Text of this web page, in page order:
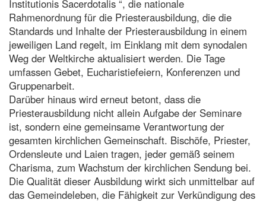
Institutionis Sacerdotalis “, die nationale
Rahmenordnung für die Priesterausbildung, die die
Standards und Inhalte der Priesterausbildung in einem
jeweiligen Land regelt, im Einklang mit dem synodalen
Weg der Weltkirche aktualisiert werden. Die Tage
umfassen Gebet, Eucharistiefeiern, Konferenzen und
Gruppenarbeit.
Darüber hinaus wird erneut betont, dass die
Priesterausbildung nicht allein Aufgabe der Seminare
ist, sondern eine gemeinsame Verantwortung der
gesamten kirchlichen Gemeinschaft. Bischöfe, Priester,
Ordensleute und Laien tragen, jeder gemäß seinem
Charisma, zum Wachstum der kirchlichen Sendung bei.
Die Qualität dieser Ausbildung wirkt sich unmittelbar auf
das Gemeindeleben, die Fähigkeit zur Verkündigung des